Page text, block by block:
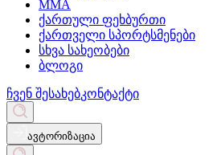
MMA
ქართული ფეხბურთი
ქართველი სპორტსმენები
სხვა სახეობები
ბლოგი
ჩვენ შესახებკონტაქტი
ავტორიზაცია